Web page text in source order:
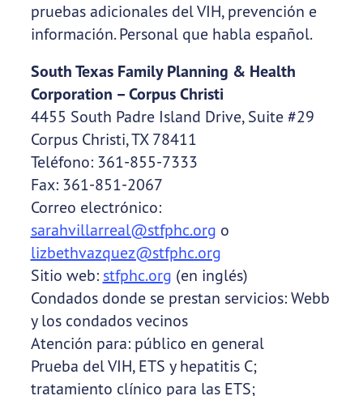
pruebas adicionales del VIH, prevención e
información. Personal que habla español.
South Texas Family Planning & Health
Corporation – Corpus Christi
4455 South Padre Island Drive, Suite #29
Corpus Christi, TX 78411
Teléfono: 361-855-7333
Fax: 361-851-2067
Correo electrónico:
sarahvillarreal@stfphc.org o
lizbethvazquez@stfphc.org
Sitio web: stfphc.org (en inglés)
Condados donde se prestan servicios: Webb
y los condados vecinos
Atención para: público en general
Prueba del VIH, ETS y hepatitis C;
tratamiento clínico para las ETS;